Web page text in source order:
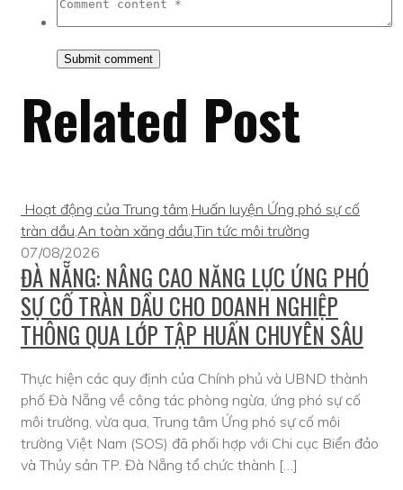
Related Post
Hoạt động của Trung tâm Huấn luyện Ứng phó sự cố
tràn dầu An toàn xăng dầu,Tin tức môi trường
07/08/2026
ĐÀ NẴNG: NÂNG CAO NĂNG LỰC ỨNG PHÓ
SỰ CỐ TRÀN DẦU CHO DOANH NGHIỆP
THÔNG QUA LỚP TẬP HUẤN CHUYÊN SÂU
Thực hiện các quy định của Chính phủ và UBND thành
phố Đà Nẵng về công tác phòng ngừa, ứng phó sự cố
môi trường, vừa qua, Trung tâm Ứng phó sự cố môi
trường Việt Nam (SOS) đã phối hợp với Chi cục Biển đảo
và Thủy sản TP. Đà Nẵng tổ chức thành […]